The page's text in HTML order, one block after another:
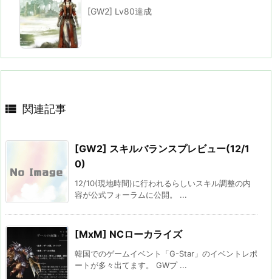
[GW2] Lv80達成
 関連記事
[GW2] スキルバランスプレビュー(12/1
0)
12/10(現地時間)に行われるらしいスキル調整の内
容が公式フォーラムに公開。 ...
[MxM] NCローカライズ
韓国でのゲームイベント「G-Star」のイベントレポ
ートが多々出てます。 GWプ ...